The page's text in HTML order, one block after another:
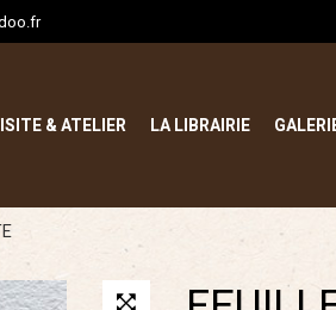
& ATELIER LA LIBRAIRIE